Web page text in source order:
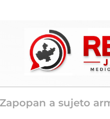
a sujeto